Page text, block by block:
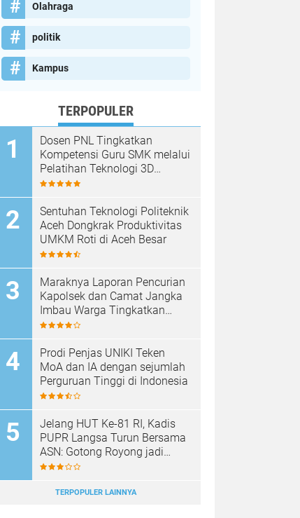
Olahraga
politik
Kampus
TERPOPULER
Dosen PNL Tingkatkan
Kompetensi Guru SMK melalui
Pelatihan Teknologi 3D
Printing
Sentuhan Teknologi Politeknik
Aceh Dongkrak Produktivitas
UMKM Roti di Aceh Besar
Maraknya Laporan Pencurian
Kapolsek dan Camat Jangka
Imbau Warga Tingkatkan
Kewaspadaan
Prodi Penjas UNIKI Teken
MoA dan IA dengan sejumlah
Perguruan Tinggi di Indonesia
Jelang HUT Ke-81 RI, Kadis
PUPR Langsa Turun Bersama
ASN: Gotong Royong jadi
Perekat Kebersamaan
TERPOPULER LAINNYA